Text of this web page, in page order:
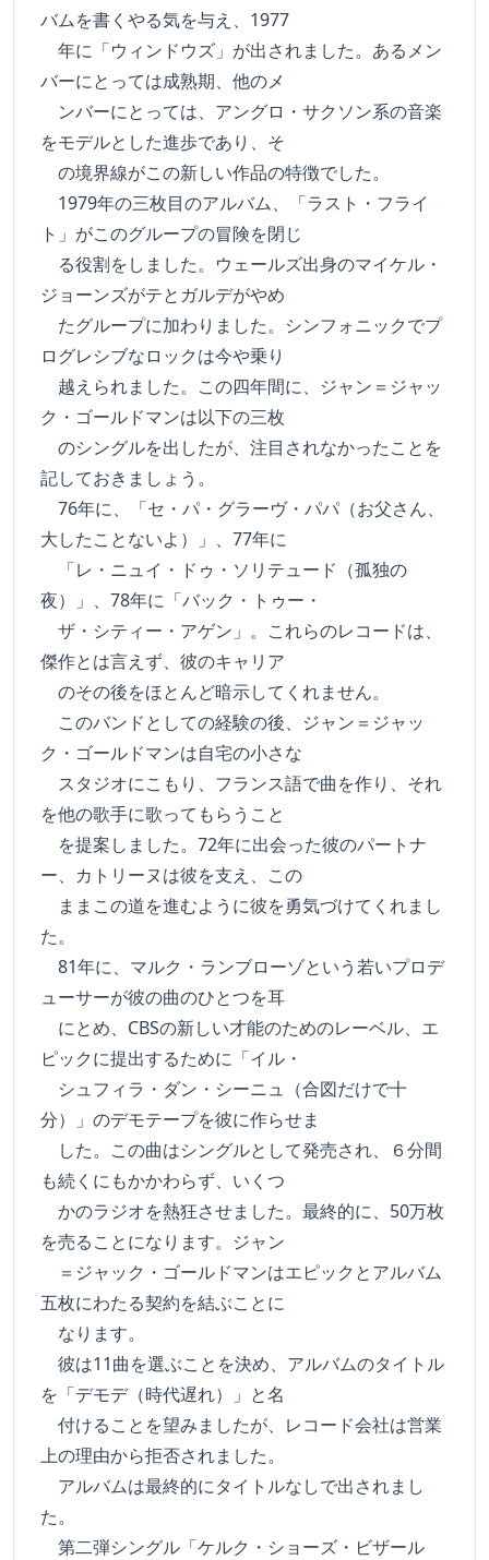
バムを書くやる気を与え、1977
年に「ウィンドウズ」が出されました。あるメン
バーにとっては成熟期、他のメ
ンバーにとっては、アングロ・サクソン系の音楽
をモデルとした進歩であり、そ
の境界線がこの新しい作品の特徴でした。
1979年の三枚目のアルバム、「ラスト・フライ
ト」がこのグループの冒険を閉じ
る役割をしました。ウェールズ出身のマイケル・
ジョーンズがテとガルデがやめ
たグループに加わりました。シンフォニックでプ
ログレシブなロックは今や乗り
越えられました。この四年間に、ジャン＝ジャッ
ク・ゴールドマンは以下の三枚
のシングルを出したが、注目されなかったことを
記しておきましょう。
76年に、「セ・パ・グラーヴ・パパ（お父さん、
大したことないよ）」、77年に
「レ・ニュイ・ドゥ・ソリテュード（孤独の
夜）」、78年に「バック・トゥー・
ザ・シティー・アゲン」。これらのレコードは、
傑作とは言えず、彼のキャリア
のその後をほとんど暗示してくれません。
このバンドとしての経験の後、ジャン＝ジャッ
ク・ゴールドマンは自宅の小さな
スタジオにこもり、フランス語で曲を作り、それ
を他の歌手に歌ってもらうこと
を提案しました。72年に出会った彼のパートナ
ー、カトリーヌは彼を支え、この
ままこの道を進むように彼を勇気づけてくれまし
た。
81年に、マルク・ランブローゾという若いプロデ
ューサーが彼の曲のひとつを耳
にとめ、CBSの新しい才能のためのレーベル、エ
ピックに提出するために「イル・
シュフィラ・ダン・シーニュ（合図だけで十
分）」のデモテープを彼に作らせま
した。この曲はシングルとして発売され、６分間
も続くにもかかわらず、いくつ
かのラジオを熱狂させました。最終的に、50万枚
を売ることになります。ジャン
＝ジャック・ゴールドマンはエピックとアルバム
五枚にわたる契約を結ぶことに
なります。
彼は11曲を選ぶことを決め、アルバムのタイトル
を「デモデ（時代遅れ）」と名
付けることを望みましたが、レコード会社は営業
上の理由から拒否されました。
アルバムは最終的にタイトルなしで出されまし
た。
第二弾シングル「ケルク・ショーズ・ビザール